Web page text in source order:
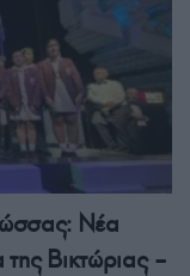
Νέα
της Βικτώριας –